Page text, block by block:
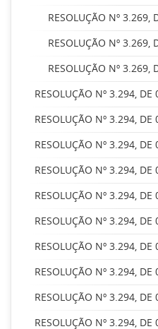
RESOLUÇÃO Nº 3.269,
RESOLUÇÃO Nº 3.269,
RESOLUÇÃO Nº 3.269,
RESOLUÇÃO Nº 3.294,
RESOLUÇÃO Nº 3.294,
RESOLUÇÃO Nº 3.294,
RESOLUÇÃO Nº 3.294,
RESOLUÇÃO Nº 3.294,
RESOLUÇÃO Nº 3.294,
RESOLUÇÃO Nº 3.294,
RESOLUÇÃO Nº 3.294,
RESOLUÇÃO Nº 3.294,
RESOLUÇÃO Nº 3.294,